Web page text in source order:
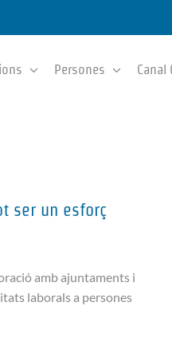
Persones Canal
ser un esforç
amb ajuntaments i
laborals a persones